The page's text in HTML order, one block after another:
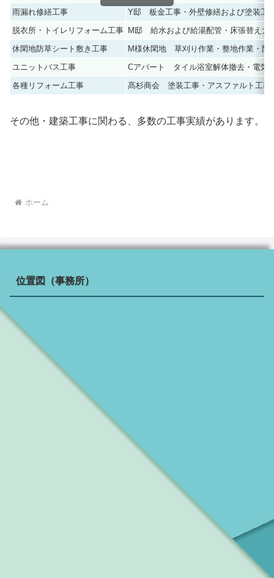
雨漏れ修繕工事
Y邸 板金工事・外壁修繕および塗装工
脱衣所・トイレリフォーム工事 M邸 給水および給湯配管・床張替え大
休閑地防草シート敷き工事
M様休閑地 草刈り作業・整地作業・防
ユニットバス工事
Cアパート タイル浴室解体撤去・電気
各種リフォーム工事
髙杉商会 塗装工事・アスファルト工事
その他・建築工事に関わる、多数の工事実績があります。
ホーム
位置図（事務所）